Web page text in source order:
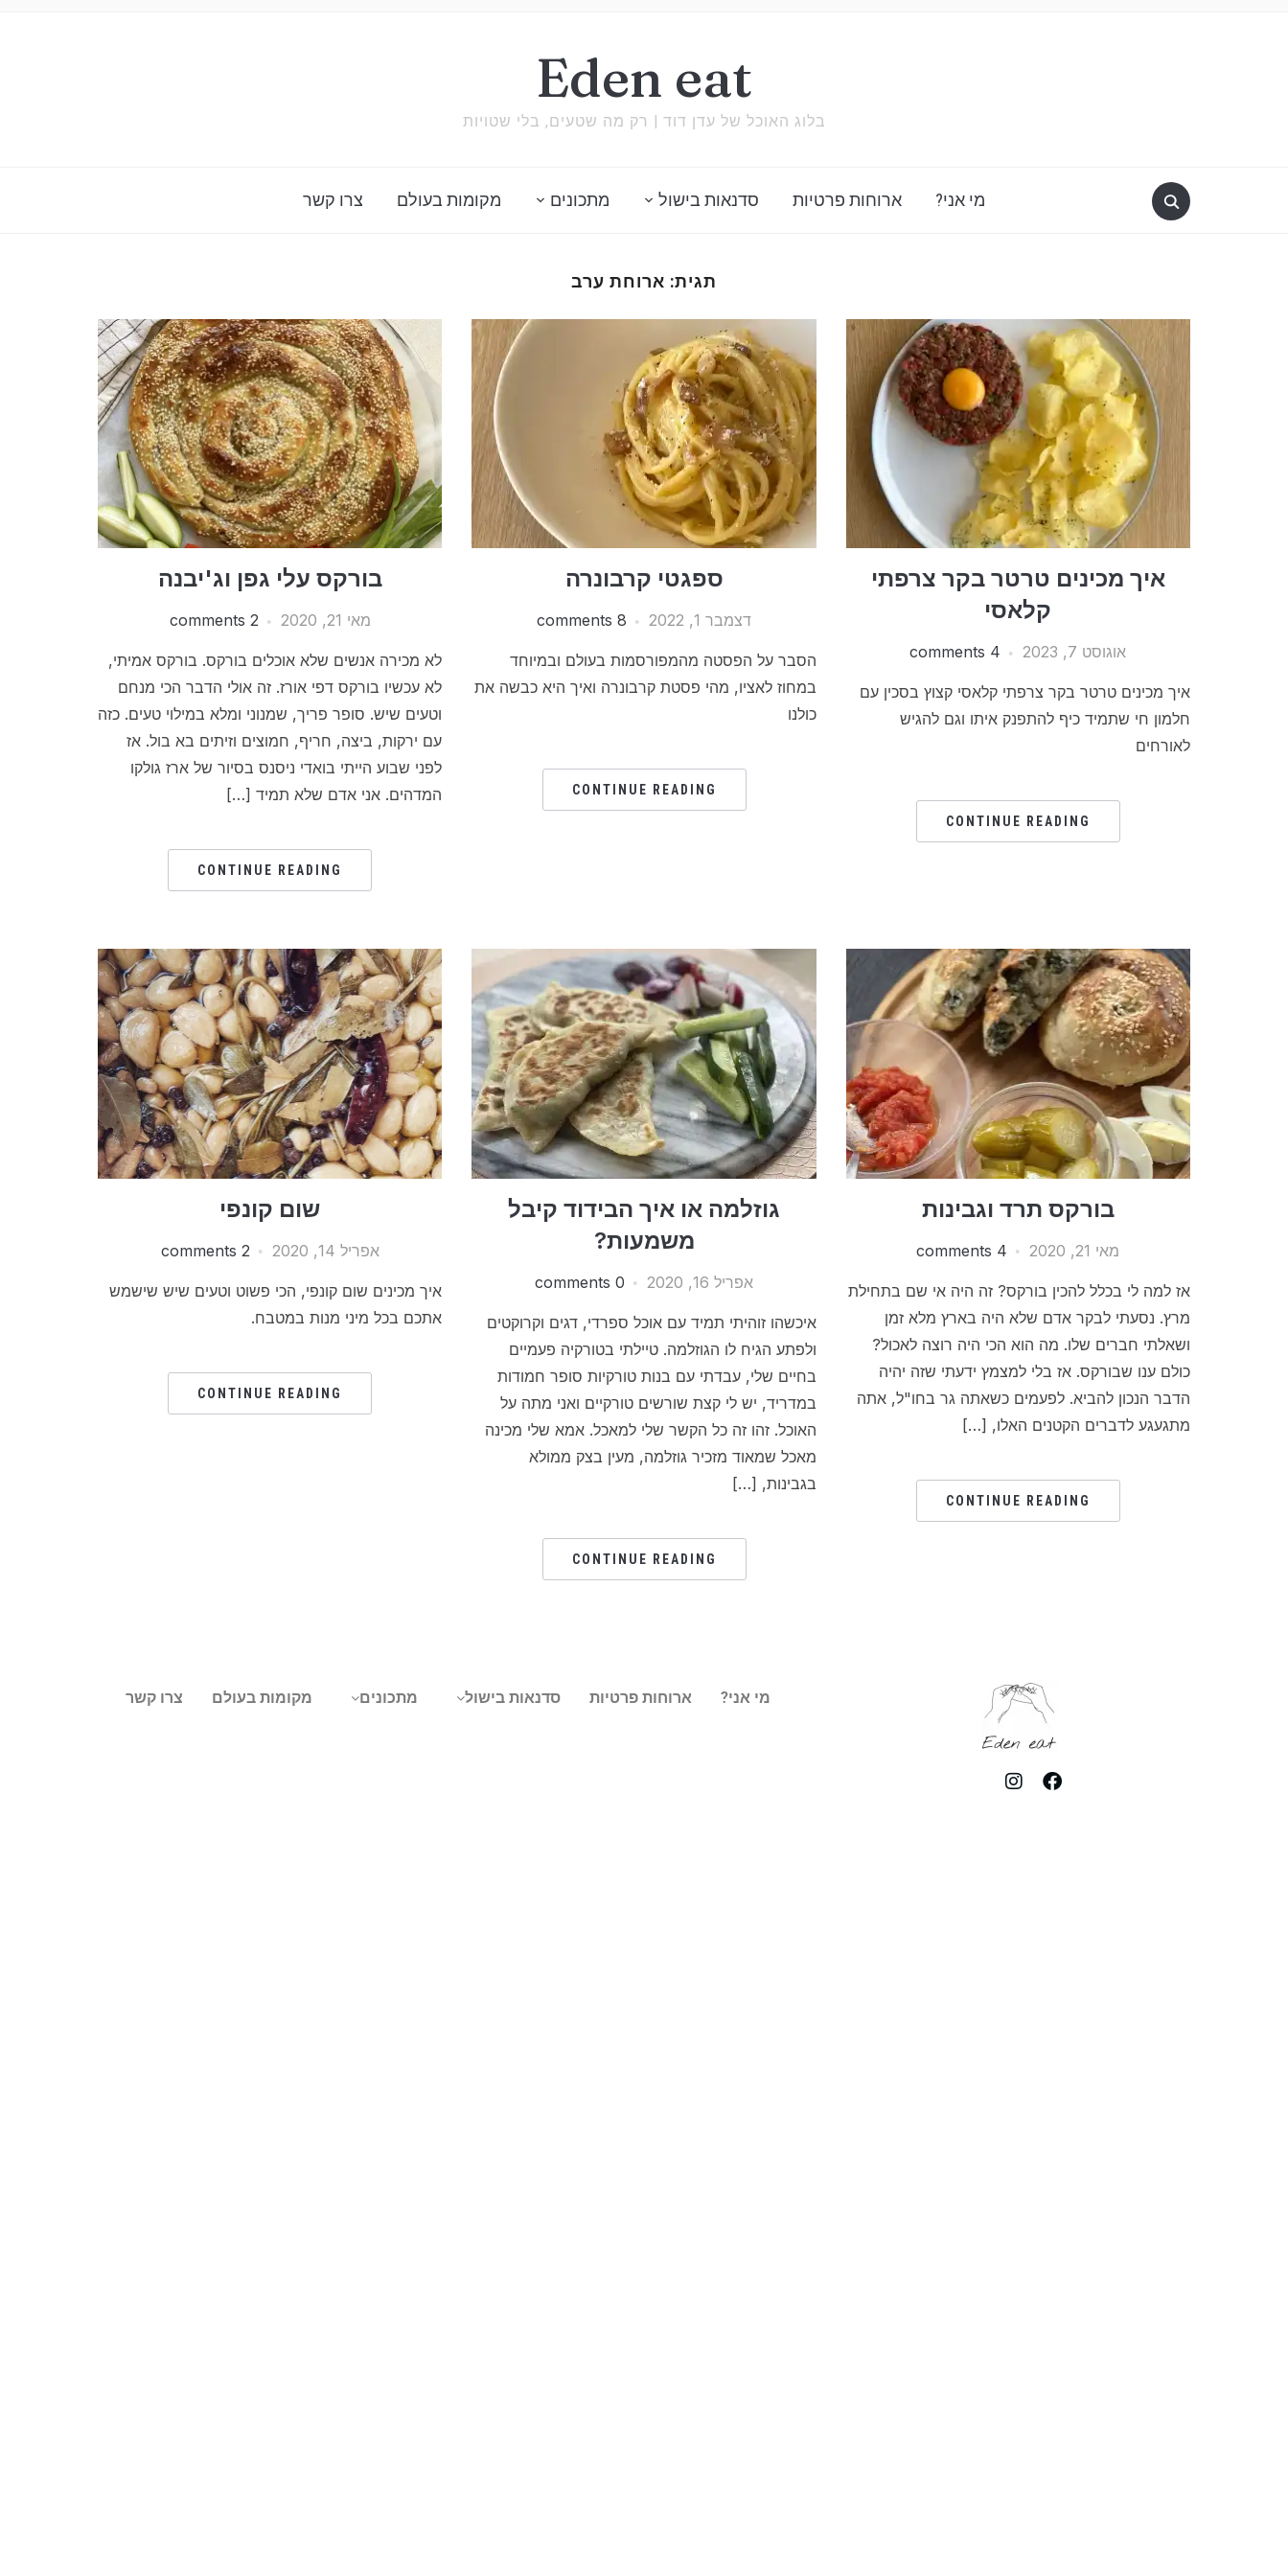
Eden eat
בלוג האוכל של עדן דוד | רק מה שטעים, בלי שטויות
מי אני? ארוחות פרטיות סדנאות בישול מתכונים מקומות בעולם צרו קשר
תגית: ארוחת ערב
איך מכינים טרטר בקר צרפתי
קלאסי
אוגוסט 7, 2023 4 comments
איך מכינים טרטר בקר צרפתי קלאסי קצוץ בסכין עם
חלמון חי שתמיד כיף להתפנק איתו וגם להגיש
לאורחים
CONTINUE READING
ספגטי קרבונרה
דצמבר 1, 2022 8 comments
הסבר על הפסטה מהמפורסמות בעולם ובמיוחד
במחוז לאציו, מהי פסטת קרבונרה ואיך היא כבשה את
כולנו
CONTINUE READING
בורקס עלי גפן וג'יבנה
מאי 21, 2020 2 comments
לא מכירה אנשים שלא אוכלים בורקס. בורקס אמיתי,
לא עכשיו בורקס דפי אורז. זה אולי הדבר הכי מנחם
וטעים שיש. סופר פריך, שמנוני ומלא במילוי טעים. כזה
עם ירקות, ביצה, חריף, חמוצים וזיתים בא בול. אז
לפני שבוע הייתי בואדי ניסנס בסיור של ארז גולקו
המדהים. אני אדם שלא תמיד […]
CONTINUE READING
בורקס תרד וגבינות
מאי 21, 2020 4 comments
אז למה לי בכלל להכין בורקס? זה היה אי שם בתחילת
מרץ. נסעתי לבקר אדם שלא היה בארץ מלא זמן
ושאלתי חברים שלו. מה הוא הכי היה רוצה לאכול?
כולם ענו שבורקס. אז בלי למצמץ ידעתי שזה יהיה
הדבר הנכון להביא. לפעמים כשאתה גר בחו"ל, אתה
מתגעגע לדברים הקטנים האלו, […]
CONTINUE READING
גוזלמה או איך הבידוד קיבל
משמעות?
אפריל 16, 2020 0 comments
איכשהו זוהיתי תמיד עם אוכל ספרדי, דגים וקרוקטים
ולפתע הגיח לו הגוזלמה. טיילתי בטורקיה פעמיים
בחיים שלי, עבדתי עם בנות טורקיות סופר חמודות
במדריד, יש לי קצת שורשים טורקיים ואני מתה על
האוכל. זהו זה כל הקשר שלי למאכל. אמא שלי מכינה
מאכל שמאוד מזכיר גוזלמה, מעין בצק ממולא
בגבינות, […]
CONTINUE READING
שום קונפי
אפריל 14, 2020 2 comments
איך מכינים שום קונפי, הכי פשוט וטעים שיש שישמש
אתכם בכל מיני מנות במטבח.
CONTINUE READING
מי אני? ארוחות פרטיות סדנאות בישול מתכונים מקומות בעולם צרו קשר